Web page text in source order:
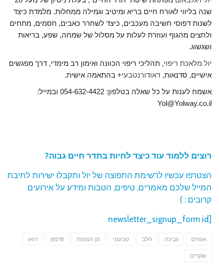
שנה בליווי לאורח חיים בריא ומיטיב וגמילה ממחלות. מלמדת כיצד
לשנות דפוסי חשיבה מעכבים, כיצד לשחרר כאבים, חסמים, מתחים
ולחצים מהגוף ועוזרת לעלות על מסלול של שמחה, שפע, בריאות
ושגשוג.
יול מלאכת ריפוי, תהליכי ריפוי הכוונה ואימון רב מימדי, דרך מפגשים
אישיים, סדנאות, דאודורנטבעי+ בהתאמה אישית.
אשמח לענות על כל שאלה בטלפון: 054-632-4422 ובמייל:
Yol@Yolway.co.il
רוצים ללמוד עוד כיצד לחיות בתדר חיים גבוה?
הצטרפו עכשיו לרשימת התפוצה של יוֹל ותקבלו ישירות לתיבת
המייל שלכם מאמרים, טיפים, הטבות ומידע על אירועים
קרובים : )
[newsletter_signup_form id
אגוזים גבינה חלב טבעוני מן הצומח פרמזן רואו
שקדים